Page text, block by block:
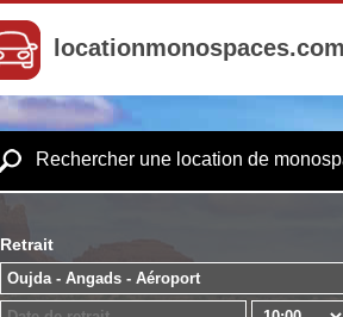
locationmonospaces.com
Rechercher une location de
Retrait